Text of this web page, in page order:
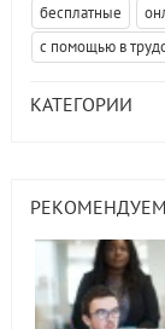
бесплатные
с помощью в
КАТЕГОРИИ
РЕКОМЕНДУЕМ